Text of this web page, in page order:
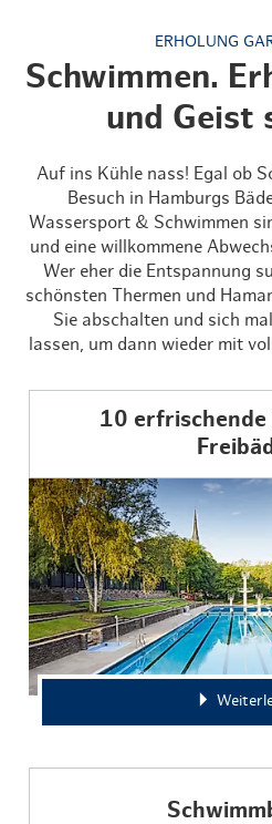
ERHOLUNG
Schwimmen.
und Geist
Auf ins Kühle nass! Egal ob
Besuch in Hamburgs
Wassersport & Schwimmen
und eine willkommene
Wer eher die Entspannung
schönsten Thermen und
Sie abschalten und sich
lassen, um dann wieder mit
10 erfrischende